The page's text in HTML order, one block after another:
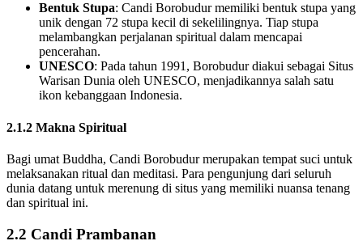
Bentuk Stupa: Candi Borobudur memiliki bentuk stupa yang
unik dengan 72 stupa kecil di sekelilingnya. Tiap stupa
melambangkan perjalanan spiritual dalam mencapai
pencerahan.
UNESCO: Pada tahun 1991, Borobudur diakui sebagai Situs
Warisan Dunia oleh UNESCO, menjadikannya salah satu
ikon kebanggaan Indonesia.
2.1.2 Makna Spiritual
Bagi umat Buddha, Candi Borobudur merupakan tempat suci untuk
melaksanakan ritual dan meditasi. Para pengunjung dari seluruh
dunia datang untuk merenung di situs yang memiliki nuansa tenang
dan spiritual ini.
2.2 Candi Prambanan